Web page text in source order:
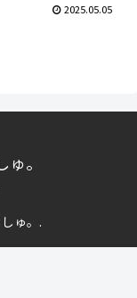
2025.05.05
。
ゅ。.